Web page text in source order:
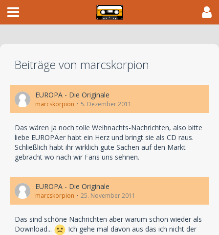
Beiträge von marcskorpion
EUROPA - Die Originale
marcskorpion 5. Dezember 2011
Das wären ja noch tolle Weihnachts-Nachrichten, also bitte
liebe EUROPÄer habt ein Herz und bringt sie als CD raus.
Schließlich habt ihr wirklich gute Sachen auf den Markt
gebracht wo nach wir Fans uns sehnen.
EUROPA - Die Originale
marcskorpion 25. November 2011
Das sind schöne Nachrichten aber warum schon wieder als
Download...
Ich gehe mal davon aus das ich nicht der